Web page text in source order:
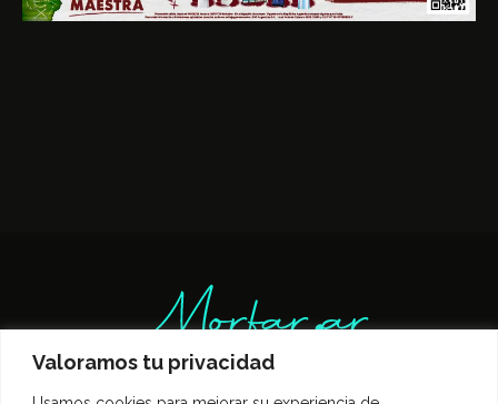
Valoramos tu privacidad